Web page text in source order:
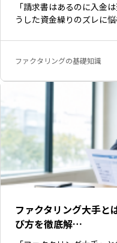
「請求書はあるのに入金
うした資金繰りのズレに
ファクタリングの基礎知識
ファクタリング大手と
び方を徹底解…